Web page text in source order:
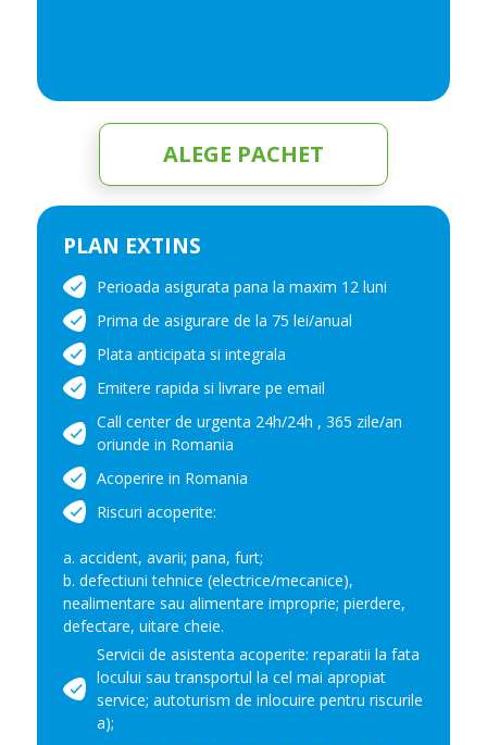
ALEGE PACHET
PLAN EXTINS
Perioada asigurata pana la maxim 12 luni
Prima de asigurare de la 75 lei/anual
Plata anticipata si integrala
Emitere rapida si livrare pe email
Call center de urgenta 24h/24h , 365 zile/an
oriunde in Romania
Acoperire in Romania
Riscuri acoperite:
a. accident, avarii; pana, furt;
b. defectiuni tehnice (electrice/mecanice),
nealimentare sau alimentare improprie; pierdere,
defectare, uitare cheie.
Servicii de asistenta acoperite: reparatii la fata
locului sau transportul la cel mai apropiat
service; autoturism de inlocuire pentru riscurile
a);